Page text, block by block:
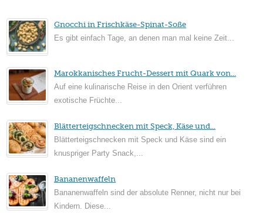
Gnocchi in Frischkäse-Spinat-Soße
Es gibt einfach Tage, an denen man mal keine Zeit...
Marokkanisches Frucht-Dessert mit Quark von...
Auf eine kulinarische Reise in den Orient verführen
exotische Früchte...
Blätterteigschnecken mit Speck, Käse und...
Blätterteigschnecken mit Speck und Käse sind ein
knuspriger Party Snack,...
Bananenwaffeln
Bananenwaffeln sind der absolute Renner, nicht nur bei
Kindern. Diese...